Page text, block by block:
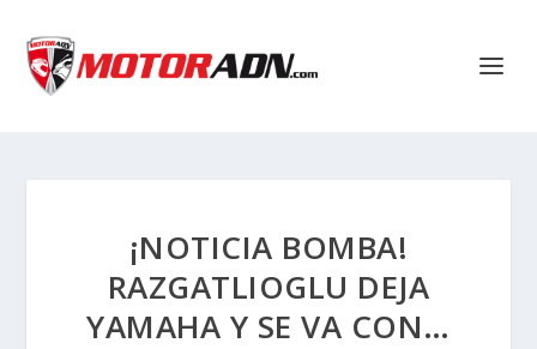
¡NOTICIA BOMBA!
RAZGATLIOGLU DEJA
YAMAHA Y SE VA CON…